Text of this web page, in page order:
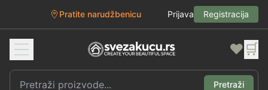
Pratite narudžbenicu Prijava Registracija
❤️ 🛒
Pretraži